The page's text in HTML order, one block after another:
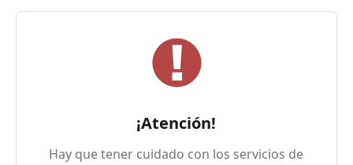
¡Atención!
Hay que tener cuidado con los servicios de